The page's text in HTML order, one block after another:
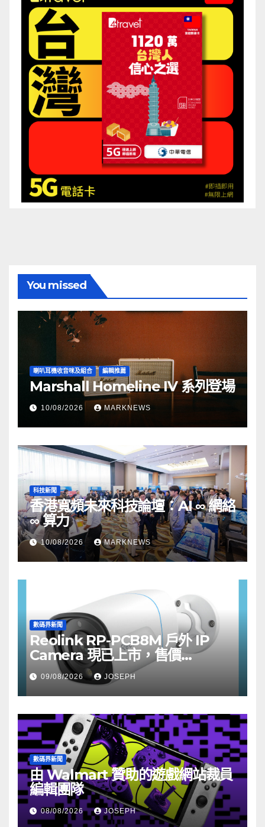
You missed
喇叭耳機收音咪及組合 編輯推薦
Marshall Homeline IV 系列登場
10/08/2026 MARKNEWS
科技新聞
香港寬頻未來科技論壇：AI ∞ 網絡
∞ 算力
10/08/2026 MARKNEWS
數碼界新聞
Reolink RP-PCB8M 戶外 IP
Camera 現已上市，售價
HK$722
09/08/2026 JOSEPH
數碼界新聞
由 Walmart 贊助的遊戲網站裁員
編輯團隊
08/08/2026 JOSEPH